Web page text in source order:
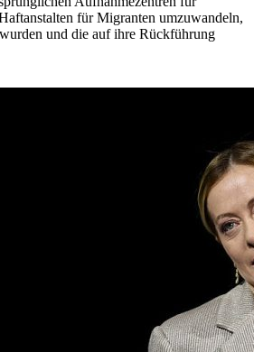
für Migranten umzuwandeln,
und die auf ihre Rückführung